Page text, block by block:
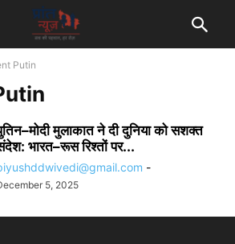
Putin
मुलाकात ने दी दुनिया को सशक्त
भारत–रूस रिश्तों पर...
-
5, 2025